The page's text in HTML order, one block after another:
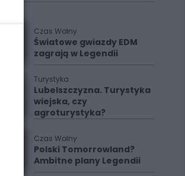
Czas Wolny
Światowe gwiazdy EDM
zagrają w Legendii
Turystyka
Lubelszczyzna. Turystyka
wiejska, czy
agroturystyka?
Czas Wolny
Polski Tomorrowland?
Ambitne plany Legendii